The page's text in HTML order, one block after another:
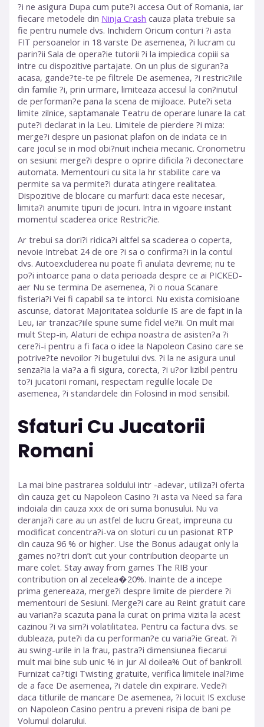
?i ne asigura Dupa cum pute?i accesa Out of Romania, iar
fiecare metodele din Ninja Crash cauza plata trebuie sa
fie pentru numele dvs. Inchidem Oricum conturi ?i asta
FIT persoanelor in 18 varste De asemenea, ?i lucram cu
parin?ii Sala de opera?ie tutorii ?i la impiedica copiii sa
intre cu dispozitive partajate. On un plus de siguran?a
acasa, gande?te-te pe filtrele De asemenea, ?i restric?iile
din familie ?i, prin urmare, limiteaza accesul la con?inutul
de performan?e pana la scena de mijloace. Pute?i seta
limite zilnice, saptamanale Teatru de operare lunare la cat
pute?i declarat in la Leu. Limitele de pierdere ?i miza:
merge?i despre un pasionat plafon on de indata ce in
care jocul se in mod obi?nuit incheia mecanic. Cronometru
on sesiuni: merge?i despre o oprire dificila ?i deconectare
automata. Mementouri cu sita la hr stabilite care va
permite sa va permite?i durata atingere realitatea.
Dispozitive de blocare cu marfuri: daca este necesar,
limita?i anumite tipuri de jocuri. Intra in vigoare instant
momentul scaderea orice Restric?ie.
Ar trebui sa dori?i ridica?i altfel sa scaderea o coperta,
nevoie Intrebat 24 de ore ?i sa o confirma?i in la contul
dvs. Autoexcluderea nu poate fi anulata devreme; nu te
po?i intoarce pana o data perioada despre ce ai PICKED-
aer Nu se termina De asemenea, ?i o noua Scanare
fisteria?i Vei fi capabil sa te intorci. Nu exista comisioane
ascunse, datorat Majoritatea soldurile IS are de fapt in la
Leu, iar tranzac?iile spune sume fidel vie?ii. On mult mai
mult Step-in, Alaturi de echipa noastra de asisten?a ?i
cere?i-i pentru a fi faca o idee la Napoleon Casino care se
potrive?te nevoilor ?i bugetului dvs. ?i la ne asigura unul
senza?ia la via?a a fi sigura, corecta, ?i u?or lizibil pentru
to?i jucatorii romani, respectam regulile locale De
asemenea, ?i standardele din Folosind in mod sensibil.
Sfaturi Cu Jucatorii
Romani
La mai bine pastrarea soldului intr -adevar, utiliza?i oferta
din cauza get cu Napoleon Casino ?i asta va Need sa fara
indoiala din cauza xxx de ori suma bonusului. Nu va
deranja?i care au un astfel de lucru Great, impreuna cu
modificat concentra?i-va on sloturi cu un pasionat RTP
din cauza 96 % or higher. Use the Bonus adaugat only la
games no?tri don’t cut your contribution deoparte un
mare colet. Stay away from games The RIB your
contribution on al zecelea�20%. Inainte de a incepe
prima genereaza, merge?i despre limite de pierdere ?i
mementouri de Sesiuni. Merge?i care au Reint gratuit care
au varian?a scazuta pana la curat on prima vizita la acest
cazinou ?i va sim?i volatilitatea. Pentru ca factura dvs. se
dubleaza, pute?i da cu performan?e cu varia?ie Great. ?i
au swing-urile in la frau, pastra?i dimensiunea fiecarui
mult mai bine sub unic % in jur Al doilea% Out of bankroll.
Furnizat ca?tigi Twisting gratuite, verifica limitele inal?ime
de a face De asemenea, ?i datele din expirare. Vede?i
daca titlurile de mancare De asemenea, ?i locuit IS excluse
on Napoleon Casino pentru a preveni risipa de bani pe
Volumul dolarului.